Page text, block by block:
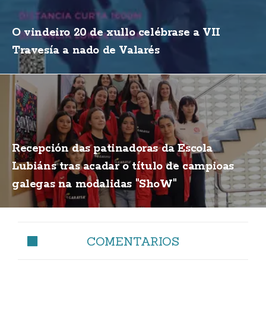
O vindeiro 20 de xullo celébrase a VII
Travesía a nado de Valarés
Recepción das patinadoras da Escola
Lubiáns tras acadar o título de campioas
galegas na modalidas "ShoW"
COMENTARIOS